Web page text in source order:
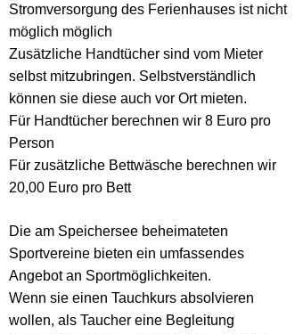
Stromversorgung des Ferienhauses ist nicht
möglich möglich
Zusätzliche Handtücher sind vom Mieter
selbst mitzubringen. Selbstverständlich
können sie diese auch vor Ort mieten.
Für Handtücher berechnen wir 8 Euro pro
Person
Für zusätzliche Bettwäsche berechnen wir
20,00 Euro pro Bett
Die am Speichersee beheimateten
Sportvereine bieten ein umfassendes
Angebot an Sportmöglichkeiten.
Wenn sie einen Tauchkurs absolvieren
wollen, als Taucher eine Begleitung